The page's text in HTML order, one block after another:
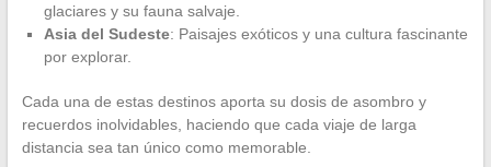
glaciares y su fauna salvaje.
Asia del Sudeste: Paisajes exóticos y una cultura fascinante
por explorar.
Cada una de estas destinos aporta su dosis de asombro y
recuerdos inolvidables, haciendo que cada viaje de larga
distancia sea tan único como memorable.